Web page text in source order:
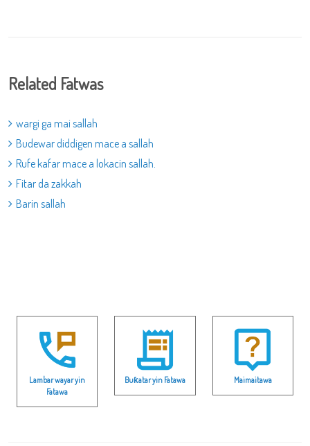
Related Fatwas
wargi ga mai sallah
Budewar diddigen mace a sallah
Rufe kafar mace a lokacin sallah.
Fitar da zakkah
Barin sallah
Lambar wayar yin
Fatawa
Buƙatar yin Fatawa Maimaitawa